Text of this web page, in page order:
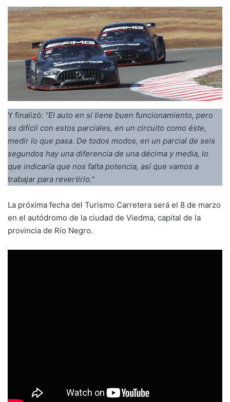
Y finalizó: “El auto en sí tiene buen funcionamiento, pero
es difícil con estos parciales, en un circuito como éste,
medir lo que pasa. De todos modos, en un parcial de seis
segundos hay una diferencia de una décima y media, lo
que indicaría que nos falta potencia, así que vamos a
trabajar para revertirlo.”
La próxima fecha del Turismo Carretera será el 8 de marzo
en el autódromo de la ciudad de Viedma, capital de la
provincia de Río Negro.